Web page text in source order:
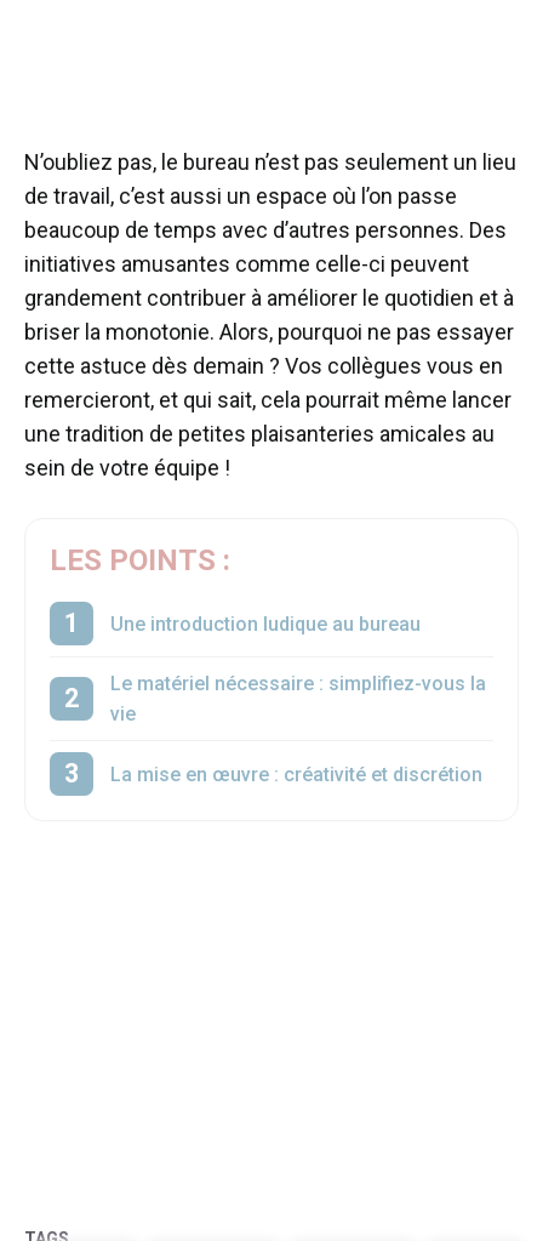
N’oubliez pas, le bureau n’est pas seulement un lieu
de travail, c’est aussi un espace où l’on passe
beaucoup de temps avec d’autres personnes. Des
initiatives amusantes comme celle-ci peuvent
grandement contribuer à améliorer le quotidien et à
briser la monotonie. Alors, pourquoi ne pas essayer
cette astuce dès demain ? Vos collègues vous en
remercieront, et qui sait, cela pourrait même lancer
une tradition de petites plaisanteries amicales au
sein de votre équipe !
LES POINTS :
Une introduction ludique au bureau
Le matériel nécessaire : simplifiez-vous la
vie
La mise en œuvre : créativité et discrétion